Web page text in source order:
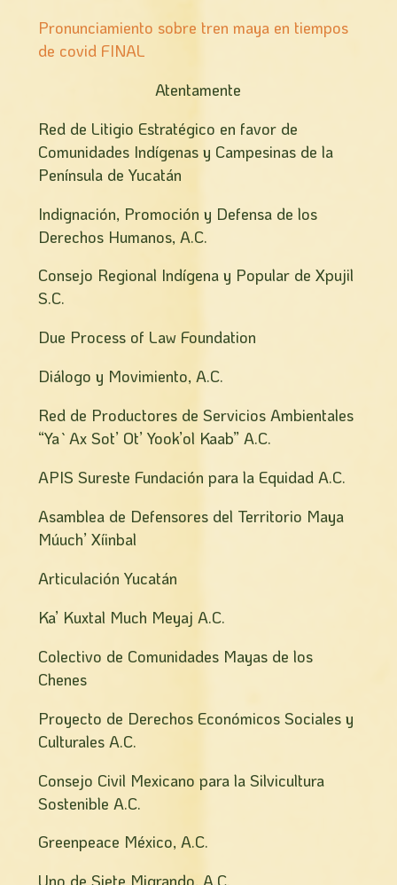
Pronunciamiento sobre tren maya en tiempos
de covid FINAL
Atentamente
Red de Litigio Estratégico en favor de
Comunidades Indígenas y Campesinas de la
Península de Yucatán
Indignación, Promoción y Defensa de los
Derechos Humanos, A.C.
Consejo Regional Indígena y Popular de Xpujil
S.C.
Due Process of Law Foundation
Diálogo y Movimiento, A.C.
Red de Productores de Servicios Ambientales
“Ya`Ax Sot’ Ot’ Yook’ol Kaab” A.C.
APIS Sureste Fundación para la Equidad A.C.
Asamblea de Defensores del Territorio Maya
Múuch’ Xíinbal
Articulación Yucatán
Ka’ Kuxtal Much Meyaj A.C.
Colectivo de Comunidades Mayas de los
Chenes
Proyecto de Derechos Económicos Sociales y
Culturales A.C.
Consejo Civil Mexicano para la Silvicultura
Sostenible A.C.
Greenpeace México, A.C.